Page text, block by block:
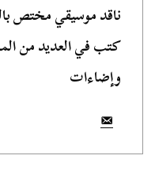
ناقد موسيقي مختص
كتب في العديد من
وإضاءات